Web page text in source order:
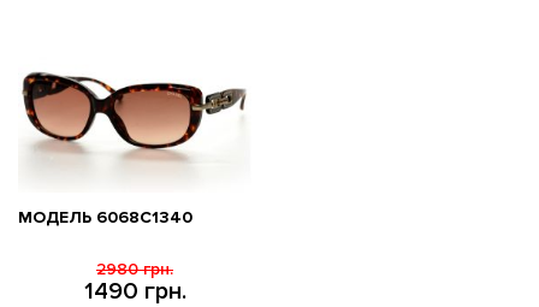
МОДЕЛЬ 6068C1340
1490 грн.
2980 грн.